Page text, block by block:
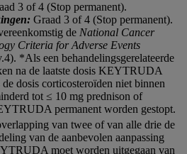
3 of 4 (Stop permanent).
Graad 3 of 4 (Stop permanent).
de National Cancer
Criteria for Adverse Events
*Als een behandelingsgerelateerde
na de laatste dosis KEYTRUDA
dosis corticosteroïden niet binnen
tot ≤ 10 mg prednison of
permanent worden gestopt.
van twee of van alle drie de
van de aanbevolen aanpassing
moet worden uitgegaan van